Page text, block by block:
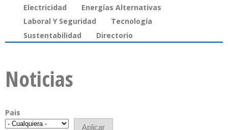
Electricidad
Energías Alternativas
Laboral Y Seguridad
Tecnología
Sustentabilidad
Directorio
Noticias
Pais